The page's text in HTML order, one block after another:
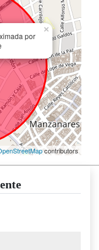
por
×
contributors